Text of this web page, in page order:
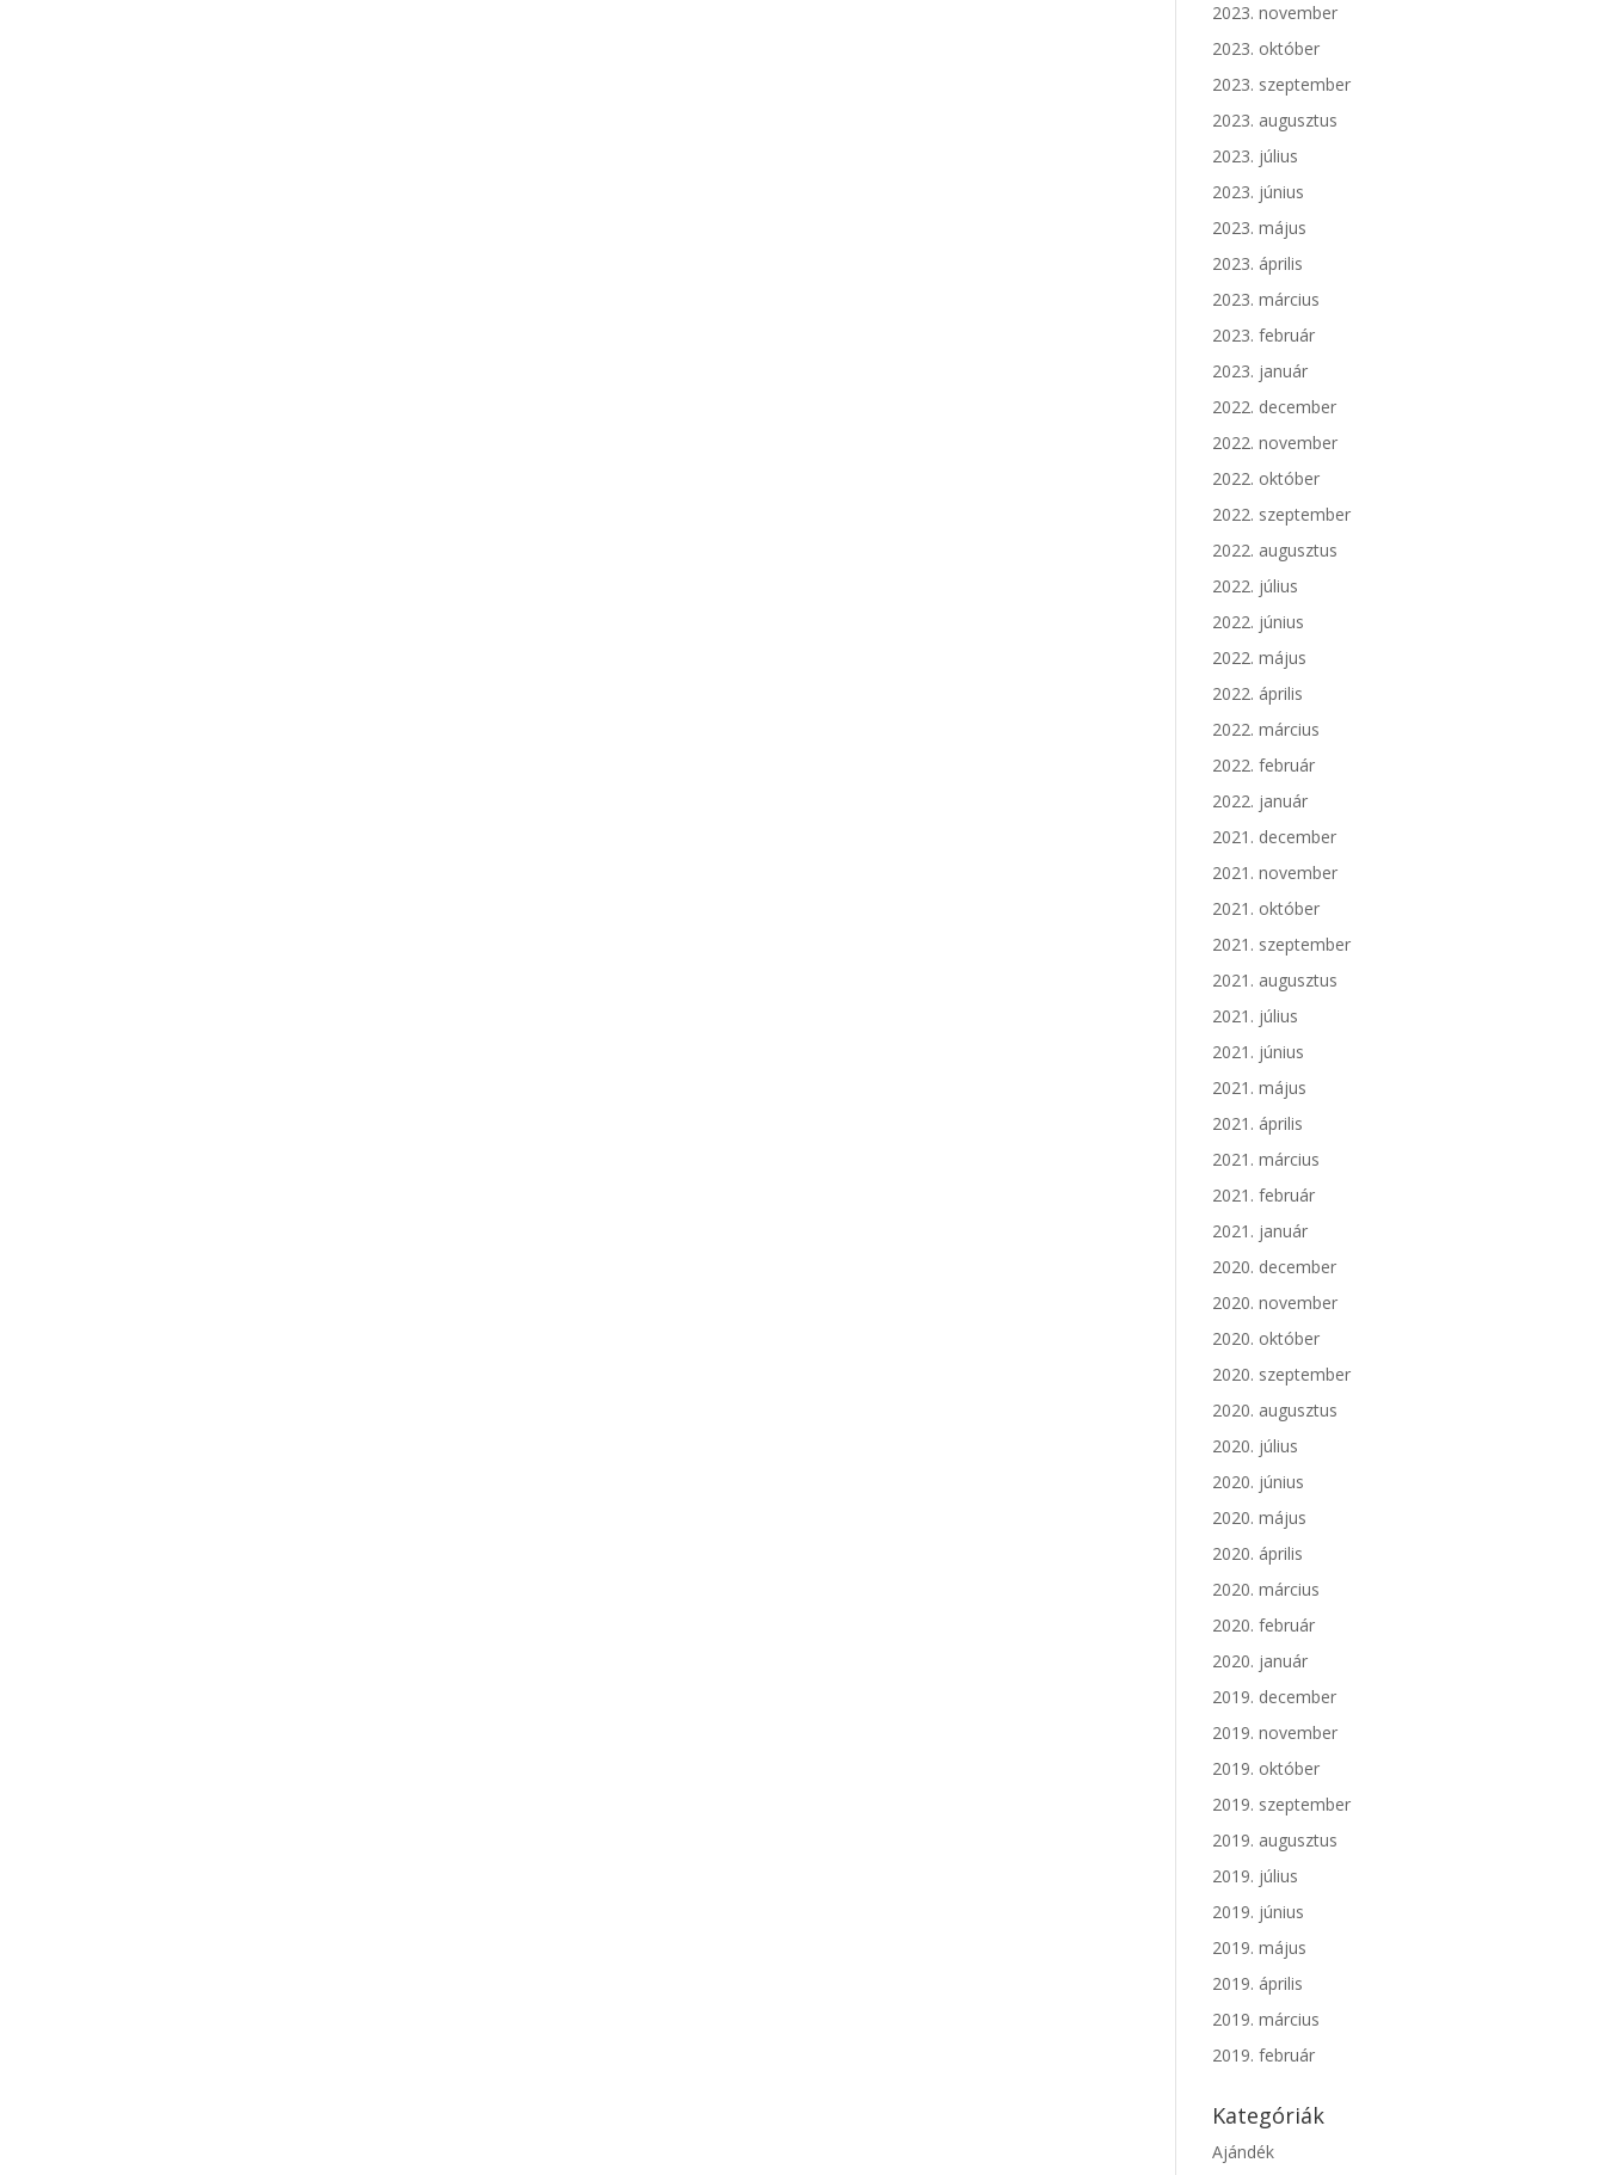
2023. november
2023. október
2023. szeptember
2023. augusztus
2023. július
2023. június
2023. május
2023. április
2023. március
2023. február
2023. január
2022. december
2022. november
2022. október
2022. szeptember
2022. augusztus
2022. július
2022. június
2022. május
2022. április
2022. március
2022. február
2022. január
2021. december
2021. november
2021. október
2021. szeptember
2021. augusztus
2021. július
2021. június
2021. május
2021. április
2021. március
2021. február
2021. január
2020. december
2020. november
2020. október
2020. szeptember
2020. augusztus
2020. július
2020. június
2020. május
2020. április
2020. március
2020. február
2020. január
2019. december
2019. november
2019. október
2019. szeptember
2019. augusztus
2019. július
2019. június
2019. május
2019. április
2019. március
2019. február
Kategóriák
Ajándék